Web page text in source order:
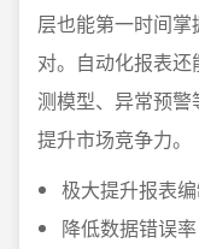
层也能第一时间
对。自动化报表
测模型、异常预警
提升市场竞争力。
极大提升报表
降低数据错误